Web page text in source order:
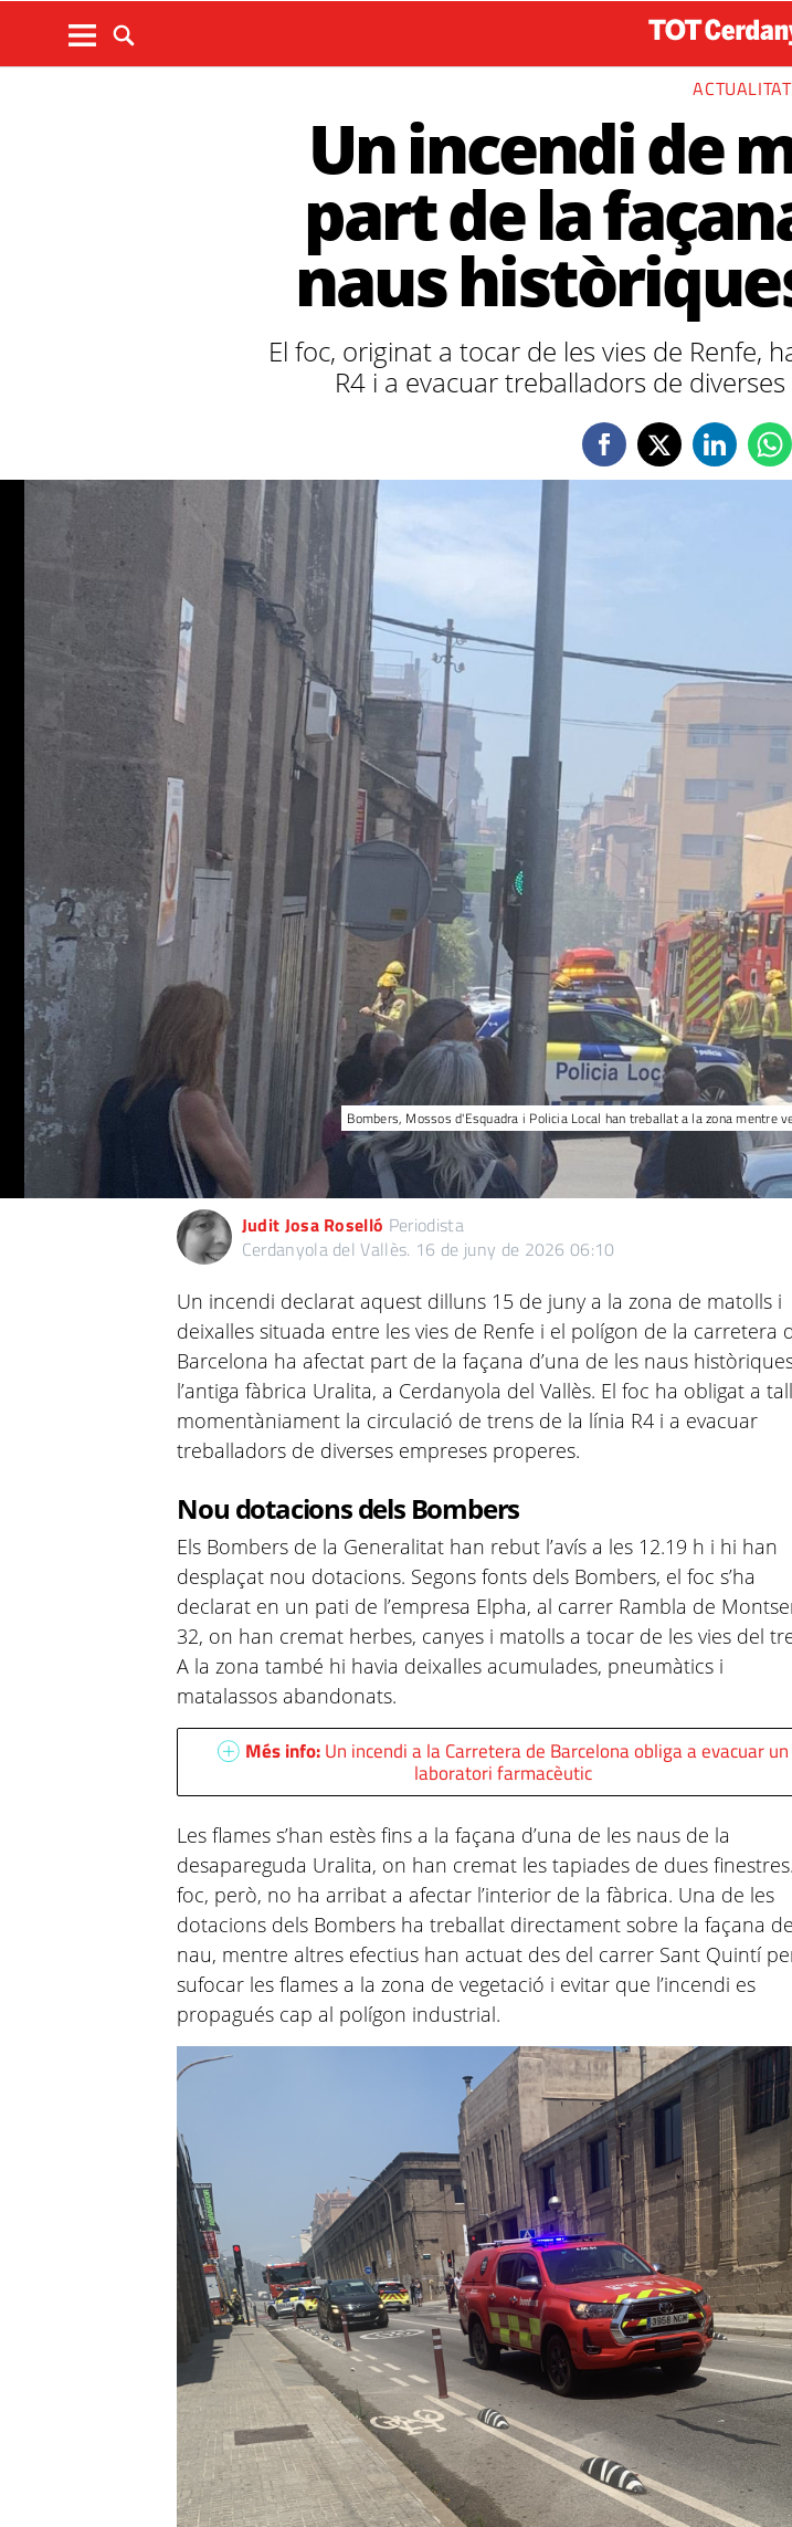
ACTUALITAT
Un incendi de
part de la
naus
El foc, originat a tocar de les vies de Renfe,
R4 i a evacuar treballadors de
Bombers, Mossos d'Esquadra i Policia Local han treballat a la zona mentre
Judit Josa Roselló Periodista
Cerdanyola del Vallès. 16 de juny de 2026 06:10
Un incendi declarat aquest dilluns 15 de juny a la zona de matolls i
deixalles situada entre les vies de Renfe i el polígon de la carretera
Barcelona ha afectat part de la façana d’una de les naus
l’antiga fàbrica Uralita, a Cerdanyola del Vallès. El foc ha obligat a
momentàniament la circulació de trens de la línia R4 i a evacuar
treballadors de diverses empreses properes.
Nou dotacions dels Bombers
Els Bombers de la Generalitat han rebut l’avís a les 12.19 h i hi han
desplaçat nou dotacions. Segons fonts dels Bombers, el foc s’ha
declarat en un pati de l’empresa Elpha, al carrer Rambla de
32, on han cremat herbes, canyes i matolls a tocar de les vies del
A la zona també hi havia deixalles acumulades, pneumàtics i
matalassos abandonats.
Més info:Un incendi a la Carretera de Barcelona obliga a evacuar un
laboratori farmacèutic
Les flames s’han estès fins a la façana d’una de les naus de la
desapareguda Uralita, on han cremat les tapiades de dues
foc, però, no ha arribat a afectar l’interior de la fàbrica. Una de les
dotacions dels Bombers ha treballat directament sobre la façana
nau, mentre altres efectius han actuat des del carrer Sant Quintí
sufocar les flames a la zona de vegetació i evitar que l’incendi es
propagués cap al polígon industrial.